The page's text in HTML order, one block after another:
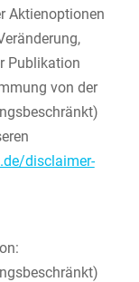
Aktienoptionen
Publikation
von der
disclaimer-